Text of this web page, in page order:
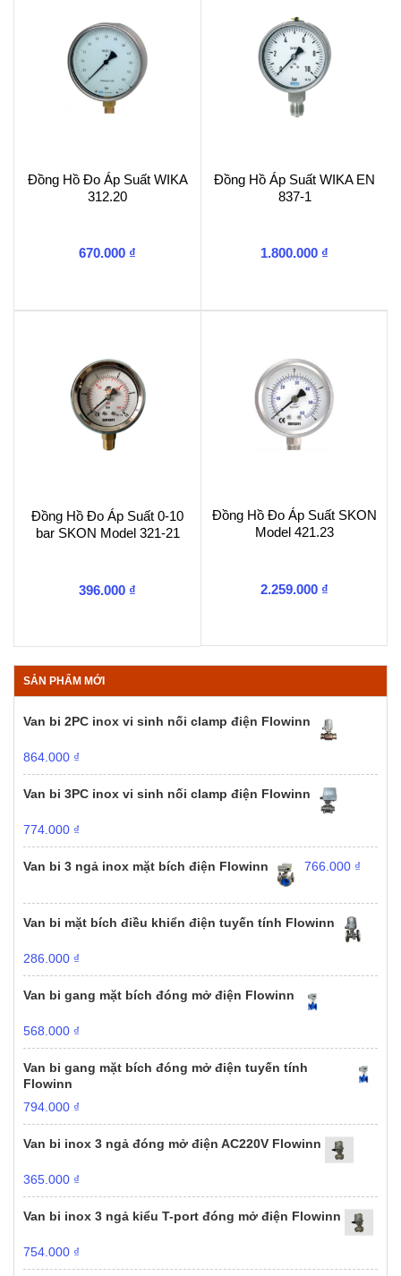
Đồng Hồ Đo Áp Suất WIKA
312.20
670.000 ₫
Đồng Hồ Áp Suất WIKA EN
837-1
1.800.000 ₫
Đồng Hồ Đo Áp Suất 0-10
bar SKON Model 321-21
396.000 ₫
Đồng Hồ Đo Áp Suất SKON
Model 421.23
2.259.000 ₫
SẢN PHẨM MỚI
Van bi 2PC inox vi sinh nối clamp điện Flowinn
864.000 ₫
Van bi 3PC inox vi sinh nối clamp điện Flowinn
774.000 ₫
Van bi 3 ngả inox mặt bích điện Flowinn 766.000 ₫
Van bi mặt bích điều khiển điện tuyến tính Flowinn
286.000 ₫
Van bi gang mặt bích đóng mở điện Flowinn
568.000 ₫
Van bi gang mặt bích đóng mở điện tuyến tính
Flowinn
794.000 ₫
Van bi inox 3 ngả đóng mở điện AC220V Flowinn
365.000 ₫
Van bi inox 3 ngả kiểu T-port đóng mở điện Flowinn
754.000 ₫